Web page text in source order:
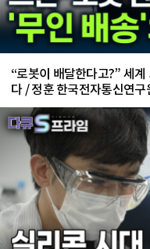
“로봇이 배달한다고?” 세
다 / 정훈 한국전자통신연